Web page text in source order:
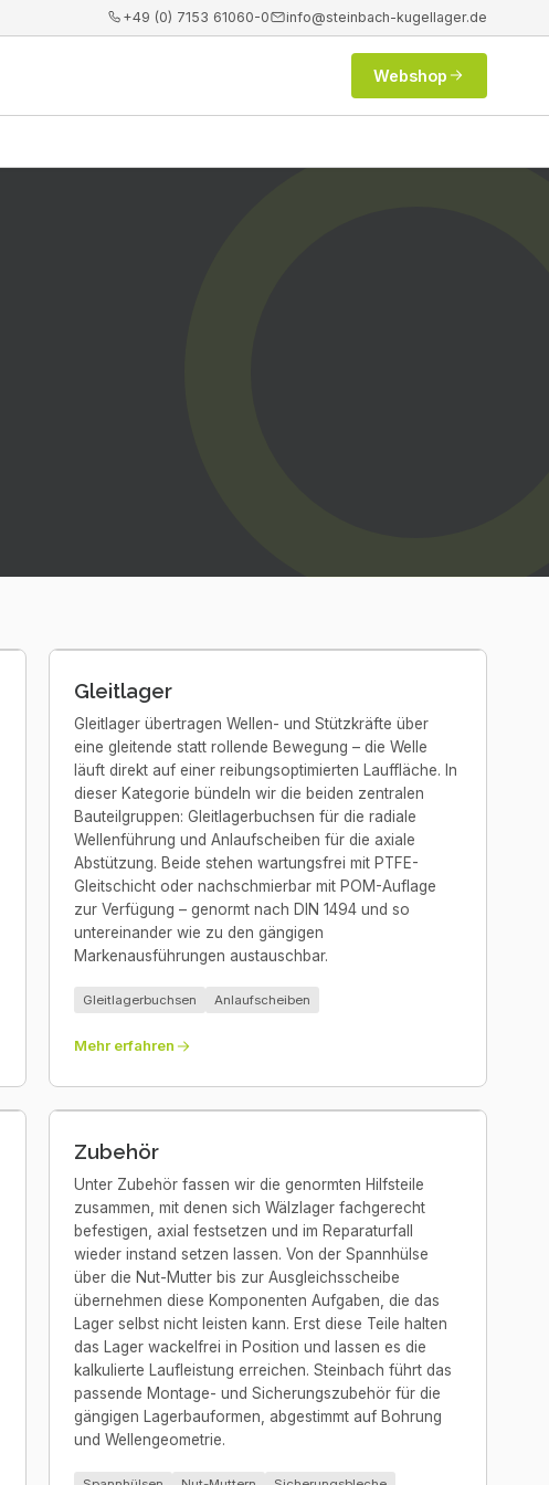
+49 (0) 7153 61060-0 info@steinbach-kugellager.de
Webshop
Gleitlager
Gleitlager übertragen Wellen- und Stützkräfte über
eine gleitende statt rollende Bewegung – die Welle
läuft direkt auf einer reibungsoptimierten Lauffläche. In
dieser Kategorie bündeln wir die beiden zentralen
Bauteilgruppen: Gleitlagerbuchsen für die radiale
Wellenführung und Anlaufscheiben für die axiale
Abstützung. Beide stehen wartungsfrei mit PTFE-
Gleitschicht oder nachschmierbar mit POM-Auflage
zur Verfügung – genormt nach DIN 1494 und so
untereinander wie zu den gängigen
Markenausführungen austauschbar.
Gleitlagerbuchsen Anlaufscheiben
Mehr erfahren
Zubehör
Unter Zubehör fassen wir die genormten Hilfsteile
zusammen, mit denen sich Wälzlager fachgerecht
befestigen, axial festsetzen und im Reparaturfall
wieder instand setzen lassen. Von der Spannhülse
über die Nut-Mutter bis zur Ausgleichsscheibe
übernehmen diese Komponenten Aufgaben, die das
Lager selbst nicht leisten kann. Erst diese Teile halten
das Lager wackelfrei in Position und lassen es die
kalkulierte Laufleistung erreichen. Steinbach führt das
passende Montage- und Sicherungszubehör für die
gängigen Lagerbauformen, abgestimmt auf Bohrung
und Wellengeometrie.